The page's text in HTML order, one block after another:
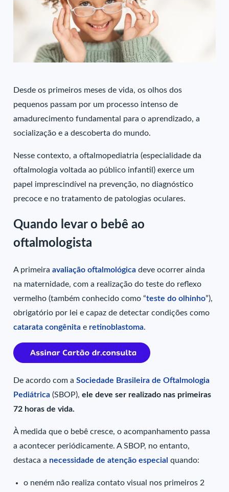
Desde os primeiros meses de vida, os olhos dos
pequenos passam por um processo intenso de
amadurecimento fundamental para o aprendizado, a
socialização e a descoberta do mundo.
Nesse contexto, a oftalmopediatria (especialidade da
oftalmologia voltada ao público infantil) exerce um
papel imprescindível na prevenção, no diagnóstico
precoce e no tratamento de patologias oculares.
Quando levar o bebê ao
oftalmologista
A primeiraavaliação oftalmológica deve ocorrer ainda
na maternidade, com a realização do teste do reflexo
vermelho (também conhecido como “teste do olhinho”),
obrigatório por lei e capaz de detectar condições como
catarata congênita e retinoblastoma.
De acordo com aSociedade Brasileira de Oftalmologia
Pediátrica(SBOP),ele deve ser realizado nas primeiras
72 horas de vida.
À medida que o bebê cresce, o acompanhamento passa
a acontecer periódicamente. A SBOP, no entanto,
destaca a necessidade de atenção especial quando:
o neném não realiza contato visual nos primeiros 2